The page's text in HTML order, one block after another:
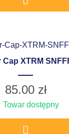
XTRM
85.00 zł
Towar dostępny